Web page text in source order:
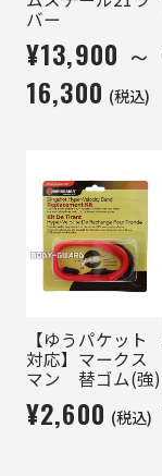
バー
¥13,900 ～
16,300 (税込)
【ゆうパケット
対応】マークス
マン 替ゴム(強)
¥2,600 (税込)